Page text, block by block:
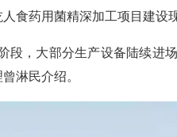
食药用菌精深加工项目建设
段，大部分生产设备陆续进
淋民介绍。